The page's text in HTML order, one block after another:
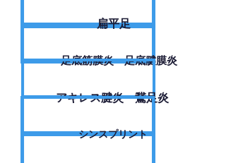
扁平足
足底筋膜炎・足底腱膜炎
アキレス腱炎・鵞足炎
シンスプリント